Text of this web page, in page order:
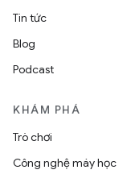
Tin tức
Blog
Podcast
KHÁM PHÁ
Trò chơi
Công nghệ máy học